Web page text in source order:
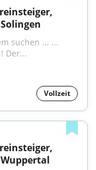
suchen ... ...
Der...
Vollzeit